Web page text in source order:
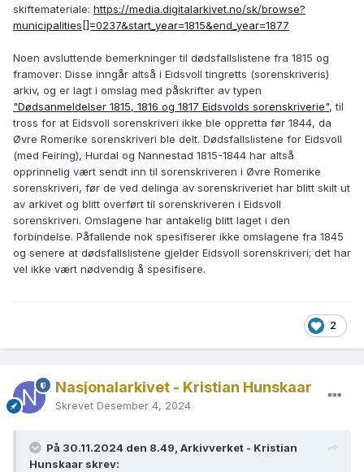
skiftemateriale: https://media.digitalarkivet.no/sk/browse?
municipalities[]=0237&start_year=1815&end_year=1877
Noen avsluttende bemerkninger til dødsfallslistene fra 1815 og
framover: Disse inngår altså i Eidsvoll tingretts (sorenskriveris)
arkiv, og er lagt i omslag med påskrifter av typen
"Dødsanmeldelser 1815, 1816 og 1817 Eidsvolds sorenskriverie", til
tross for at Eidsvoll sorenskriveri ikke ble oppretta før 1844, da
Øvre Romerike sorenskriveri ble delt. Dødsfallslistene for Eidsvoll
(med Feiring), Hurdal og Nannestad 1815-1844 har altså
opprinnelig vært sendt inn til sorenskriveren i Øvre Romerike
sorenskriveri, før de ved delinga av sorenskriveriet har blitt skilt ut
av arkivet og blitt overført til sorenskriveren i Eidsvoll
sorenskriveri. Omslagene har antakelig blitt laget i den
forbindelse. Påfallende nok spesifiserer ikke omslagene fra 1845
og senere at dødsfallslistene gjelder Eidsvoll sorenskriveri; det har
vel ikke vært nødvendig å spesifisere.
2
Nasjonalarkivet - Kristian Hunskaar
Skrevet Desember 4, 2024
På 30.11.2024 den 8.49, Arkivverket - Kristian
Hunskaar skrev: